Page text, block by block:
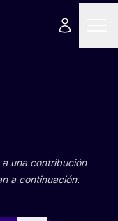
una con­tri­bu­ción
a continuación.